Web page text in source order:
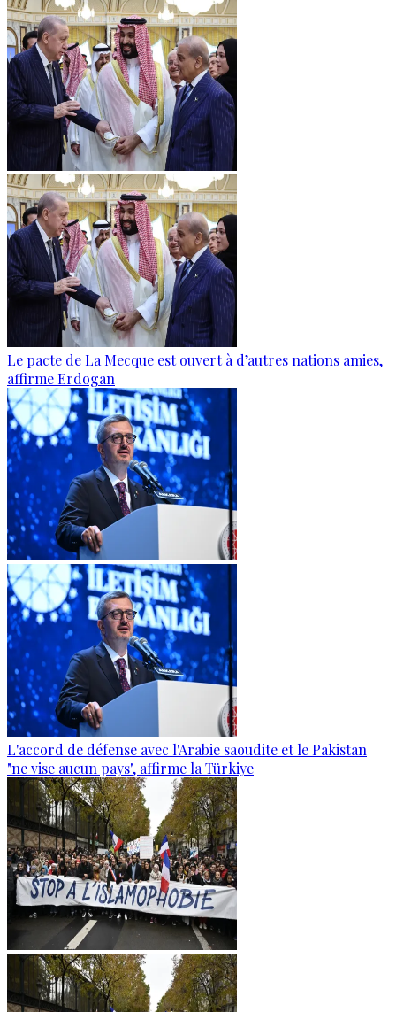
Le pacte de La Mecque est ouvert à d’autres nations amies,
affirme Erdogan
L'accord de défense avec l'Arabie saoudite et le Pakistan
"ne vise aucun pays", affirme la Türkiye